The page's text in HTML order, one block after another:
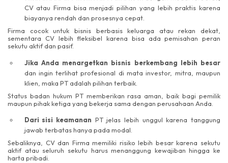
CV atau Firma bisa menjadi pilihan yang lebih praktis karena
biayanya rendah dan prosesnya cepat.
Firma cocok untuk bisnis berbasis keluarga atau rekan dekat,
sementara CV lebih fleksibel karena bisa ada pemisahan peran
sekutu aktif dan pasif.
Jika Anda menargetkan bisnis berkembang lebih besar
dan ingin terlihat profesional di mata investor, mitra, maupun
klien, maka PT adalah pilihan terbaik.
Status badan hukum PT memberikan rasa aman, baik bagi pemilik
maupun pihak ketiga yang bekerja sama dengan perusahaan Anda.
Dari sisi keamanan PT jelas lebih unggul karena tanggung
jawab terbatas hanya pada modal.
Sebaliknya, CV dan Firma memiliki risiko lebih besar karena sekutu
aktif atau seluruh sekutu harus menanggung kewajiban hingga ke
harta pribadi.